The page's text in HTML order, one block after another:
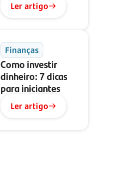
Ler artigo
Finanças
Como investir
dinheiro: 7 dicas
para iniciantes
Ler artigo